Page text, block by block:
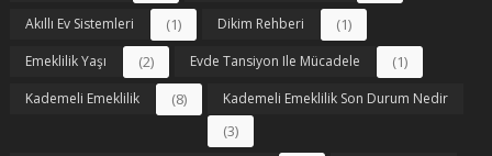
Akıllı Ev Sistemleri (1) Dikim Rehberi (1)
Emeklilik Yaşı (2) Evde Tansiyon Ile Mücadele (1)
Kademeli Emeklilik (8) Kademeli Emeklilik Son Durum Nedir
(3)